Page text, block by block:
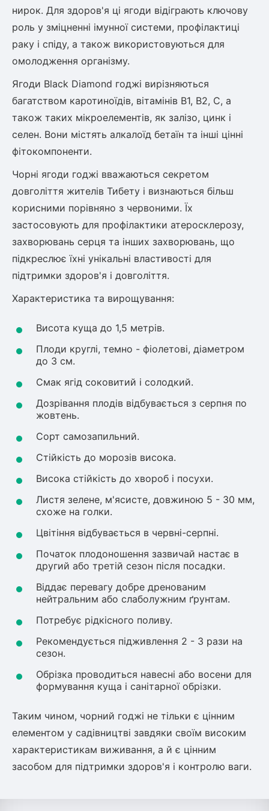
троянди)
нирок. Для здоров'я ці ягоди відіграють ключову
роль у зміцненні імунної системи, профілактиці
раку і спіду, а також використовуються для
омолодження організму.
Ягоди Black Diamond годжі вирізняються
багатством каротиноїдів, вітамінів B1, B2, C, а
також таких мікроелементів, як залізо, цинк і
селен. Вони містять алкалоїд бетаїн та інші цінні
фітокомпоненти.
Чорні ягоди годжі вважаються секретом
довголіття жителів Тибету і визнаються більш
корисними порівняно з червоними. Їх
застосовують для профілактики атеросклерозу,
захворювань серця та інших захворювань, що
підкреслює їхні унікальні властивості для
підтримки здоров'я і довголіття.
Характеристика та вирощування:
Висота куща до 1,5 метрів.
Плоди круглі, темно - фіолетові, діаметром
до 3 см.
Смак ягід соковитий і солодкий.
Дозрівання плодів відбувається з серпня по
жовтень.
Сорт самозапильний.
Стійкість до морозів висока.
Висока стійкість до хвороб і посухи.
Листя зелене, м'ясисте, довжиною 5 - 30 мм,
схоже на голки.
Цвітіння відбувається в червні-серпні.
Початок плодоношення зазвичай настає в
другий або третій сезон після посадки.
Віддає перевагу добре дренованим
нейтральним або слаболужним ґрунтам.
Потребує рідкісного поливу.
Рекомендується підживлення 2 - 3 рази на
сезон.
Обрізка проводиться навесні або восени для
формування куща і санітарної обрізки.
Таким чином, чорний годжі не тільки є цінним
елементом у садівництві завдяки своїм високим
характеристикам виживання, а й є цінним
засобом для підтримки здоров'я і контролю ваги.